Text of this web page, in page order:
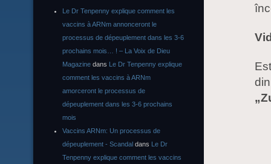
Le Dr Tenpenny explique comment les
vaccins à ARNm annonceront le
processus de dépeuplement dans les 3-6
prochains mois… ! – La Voix de Dieu
Magazine dans Le Dr Tenpenny explique
comment les vaccins à ARNm
amorceront le processus de
dépeuplement dans les 3-6 prochains
mois
Vaccins ARNm: Un processus de
dépeuplement - Scandal dans Le Dr
Tenpenny explique comment les vaccins